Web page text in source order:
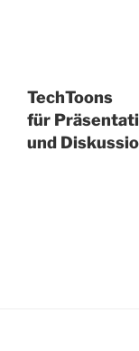
TechToons
für
und